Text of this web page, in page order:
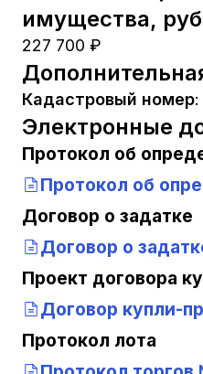
имущества,
227 700 ₽
Кадастровый номер:
Электронные
Протокол об
Протокол об
Договор о задатке
Договор о
Проект договора
Договор купли-
Протокол лота